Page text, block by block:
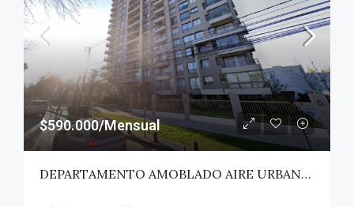
$590.000/Mensual
DEPARTAMENTO AMOBLADO AIRE URBANO (PAZ) – TALCA